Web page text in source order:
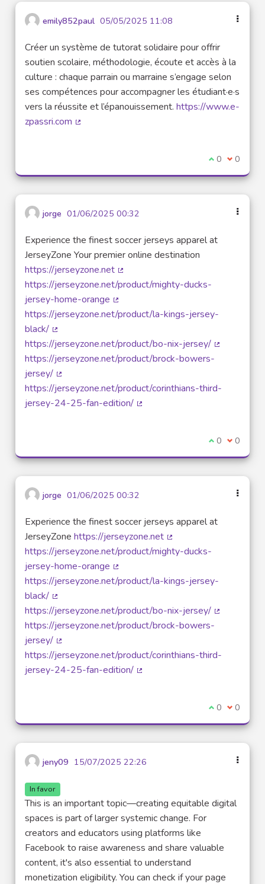
emily852paul 05/05/2025 11:08
Créer un système de tutorat solidaire pour offrir
soutien scolaire, méthodologie, écoute et accès à la
culture : chaque parrain ou marraine s’engage selon
ses compétences pour accompagner les étudiant·e·s
vers la réussite et l’épanouissement. https://www.e-
zpassri.com
I agree with
0 I 0
jorge 01/06/2025 00:32
Experience the finest soccer jerseys apparel at
JerseyZone Your premier online destination
https://jerseyzone.net
(External link)
https://jerseyzone.net/product/mighty-ducks-
jersey-home-orange
(External link)
https://jerseyzone.net/product/la-kings-jersey-
black/
(External link)
https://jerseyzone.net/product/bo-nix-jersey/
https://jerseyzone.net/product/brock-bowers-
jersey/
(External link)
https://jerseyzone.net/product/corinthians-third-
jersey-24-25-fan-edition/
I agree with
0 I 0
jorge 01/06/2025 00:32
Experience the finest soccer jerseys apparel at
JerseyZone https://jerseyzone.net
(External link)
https://jerseyzone.net/product/mighty-ducks-
jersey-home-orange
(External link)
https://jerseyzone.net/product/la-kings-jersey-
black/
(External link)
https://jerseyzone.net/product/bo-nix-jersey/
https://jerseyzone.net/product/brock-bowers-
jersey/
(External link)
https://jerseyzone.net/product/corinthians-third-
jersey-24-25-fan-edition/
I agree with
0 I 0
jeny09 15/07/2025 22:26
In favor
This is an important topic—creating equitable digital
spaces is part of larger systemic change. For
creators and educators using platforms like
Facebook to raise awareness and share valuable
content, it's also essential to understand
monetization eligibility. You can check if your page